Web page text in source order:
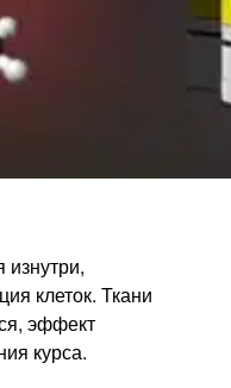
изнутри,
клеток. Ткани
эффект
курса.